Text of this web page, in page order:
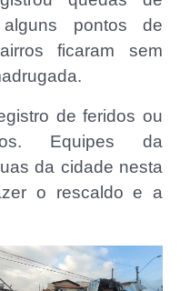
pontos de
ficaram sem
de feridos ou
Equipes da
da cidade nesta
o rescaldo e a